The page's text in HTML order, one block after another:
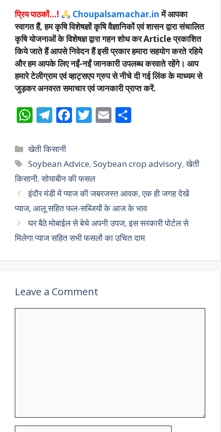
प्रिय पाठकों…! Choupalsamachar.inमें आपका
स्वागत हैं, हम कृषि विशेषज्ञों कृषि वैज्ञानिकों एवं शासन द्वारा संचालित
कृषि योजनाओं के विशेषज्ञ द्वारा गहन शोध कर Article प्रकाशित
किये जाते हैं आपसे निवेदन हैं इसी प्रकार हमारा सहयोग करते रहिये
और हम आपके लिए नईं-नईं जानकारी उपलब्ध करवाते रहेंगे। आप
हमारे टेलीग्राम एवं व्हाट्सएप ग्रुप से नीचे दी गई लिंक के माध्यम से
जुड़कर अनवरत समाचार एवं जानकारी प्राप्त करें.
W
h
at
s
A
p
p
T
el
e
gr
a
m
F
ac
b
o
o
k
T
w
er
E
m
l e
Categories
खेती किसानी
Tags
Soybean Advice,Soybean crop advisory,खेती
किसानी,सोयाबीन की फसल
इंदौर मंडी में प्याज की जबरजस्त आवक, एक ही जगह देखें
प्याज, आलू सहित फल-सब्जियों के आज के भाव
घर बैठे मोबाईल से बेचे अपनी उपज, इस सरकारी पोर्टल से
मिलेगा प्याज सहित सभी फसलों का उचित दाम
Leave a Comment